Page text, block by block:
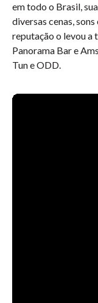
em todo o Brasil,
diversas cenas,
reputação o levou a
Panorama Bar e
Tun e ODD.